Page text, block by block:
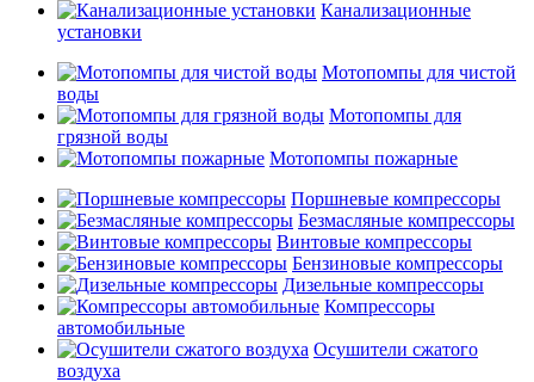
Канализационные
установки
Мотопомпы для чистой
воды
Мотопомпы для
грязной воды
Мотопомпы пожарные
Поршневые компрессоры
Безмасляные компрессоры
Винтовые компрессоры
Бензиновые компрессоры
Дизельные компрессоры
Компрессоры
автомобильные
Осушители сжатого
воздуха